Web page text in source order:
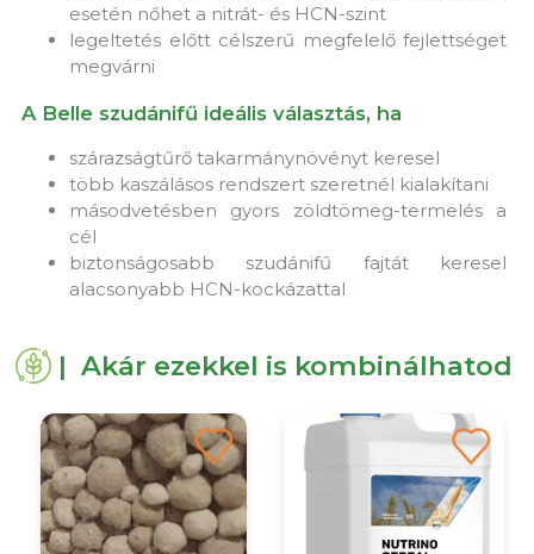
esetén nőhet a nitrát- és HCN-szint
legeltetés előtt célszerű megfelelő fejlettséget
megvárni
A Belle szudánifű ideális választás, ha
szárazságtűrő takarmánynövényt keresel
több kaszálásos rendszert szeretnél kialakítani
másodvetésben gyors zöldtömeg-termelés a
cél
biztonságosabb szudánifű fajtát keresel
alacsonyabb HCN-kockázattal
| Akár ezekkel is kombinálhatod